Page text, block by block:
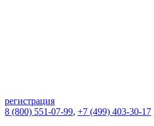
регистрация
8 (800) 551-07-99, +7 (499) 403-30-17